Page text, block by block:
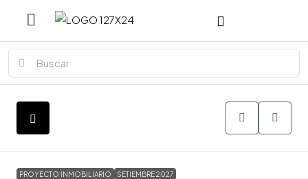
PROYECTO INMOBILIARIO SETIEMBRE 2027